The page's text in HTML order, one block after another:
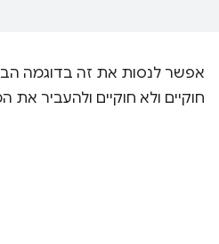
אפשר לנסות את זה בדוגמה
חוקיים ולא חוקיים ולהעביר את